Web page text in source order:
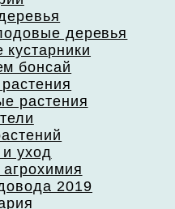
деревья
бонсай
растения
уход
2019